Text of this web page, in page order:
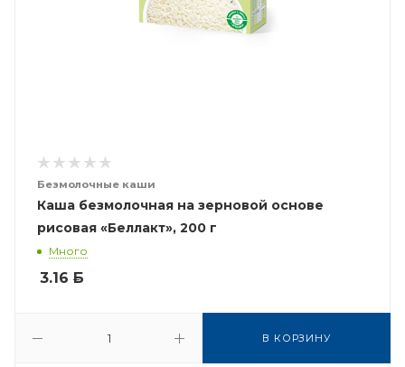
Безмолочные каши
Каша безмолочная на зерновой основе
рисовая «Беллакт», 200 г
Много
3.16 Б
В КОРЗИНУ